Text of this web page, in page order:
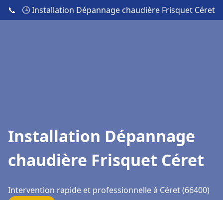
📞 🕒 Installation Dépannage chaudière Frisquet Céret
Installation Dépannage
chaudière Frisquet Céret
Intervention rapide et professionnelle à Céret (66400)